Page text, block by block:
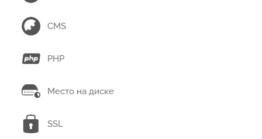
CMS
PHP
Место на диске
SSL